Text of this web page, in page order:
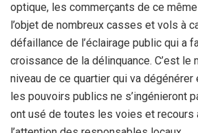
optique, les commerçants de ce
l’objet de nombreux casses et vols à
défaillance de l’éclairage public qui a
croissance de la délinquance. C’est le
niveau de ce quartier qui va
les pouvoirs publics ne s’ingénieront
ont usé de toutes les voies et recours